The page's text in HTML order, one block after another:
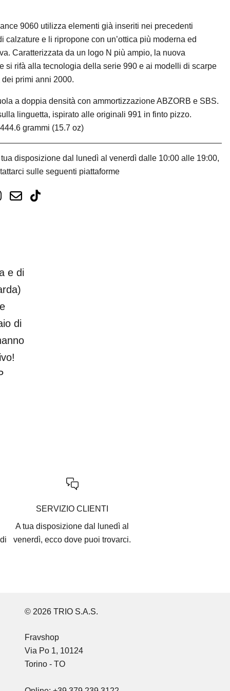
9060 utilizza elementi già inseriti nei precedenti
calzature e li ripropone con un’ottica più moderna ed
Caratterizzata da un logo N più ampio, la nuova
si rifà alla tecnologia della serie 990 e ai modelli di scarpe
dei primi anni 2000.
a doppia densità con ammortizzazione ABZORB e SBS.
linguetta, ispirato alle originali 991 in finto pizzo.
grammi (15.7 oz)
disposizione dal lunedì al venerdì dalle 10:00 alle 19:00,
sulle seguenti piattaforme
e di
di
SERVIZIO CLIENTI
A tua disposizione dal lunedì al
venerdì, eccodove puoi trovarci.
© 2026 TRIO S.A.S.
Fravshop
Via Po 1, 10124
Torino - TO